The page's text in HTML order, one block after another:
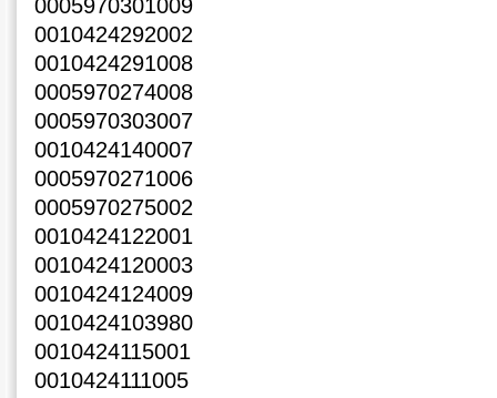
0005970301009
0010424292002
0010424291008
0005970274008
0005970303007
0010424140007
0005970271006
0005970275002
0010424122001
0010424120003
0010424124009
0010424103980
0010424115001
0010424111005